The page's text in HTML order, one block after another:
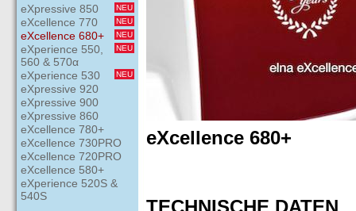
NEU
eXpressive 850
NEU
eXcellence 770
NEU
eXcellence 680+
NEU
eXperience 550,
560 & 570α
NEU
eXperience 530
eXpressive 920
eXpressive 900
eXpressive 860
eXcellence 780+
eXcellence 730PRO
eXcellence 720PRO
eXcellence 580+
eXperience 520S &
540S
eXcellence 680+